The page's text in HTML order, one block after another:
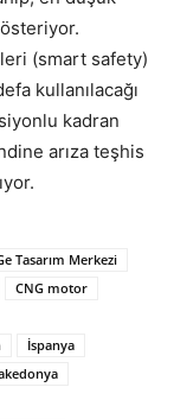
(smart safety)
kullanılacağı
kadran
arıza teşhis
Tasarım Merkezi
CNG motor
İspanya